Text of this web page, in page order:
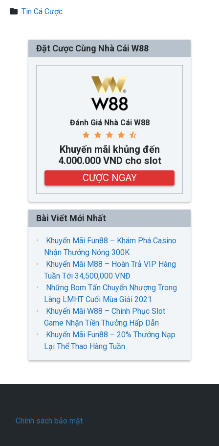
Tin Cá Cược
Đặt Cược Cùng Nhà Cái W88
Đánh Giá Nhà Cái W88
Khuyến mãi khủng đến
4.000.000 VND cho slot
CƯỢC NGAY
Bài Viết Mới Nhất
Khuyến Mãi Fun88 – Khám Phá Casino
Nhận Thưởng Nóng 300K
Khuyến Mãi M88 – Hoàn Trả VIP Hàng
Tuần Tới 34,500,000 VNĐ
Những Bom Tấn Chuyển Nhượng Trong
Làng LMHT Cuối Mùa Giải 2021
Khuyến Mãi W88 – Chinh Phục Slot
Game Nhận Tiền Thưởng Hấp Dẫn
Khuyến Mãi Fun88 – 20% Thưởng Nạp
Lại Thể Thao Hàng Tuần
Chính sách bảo mật